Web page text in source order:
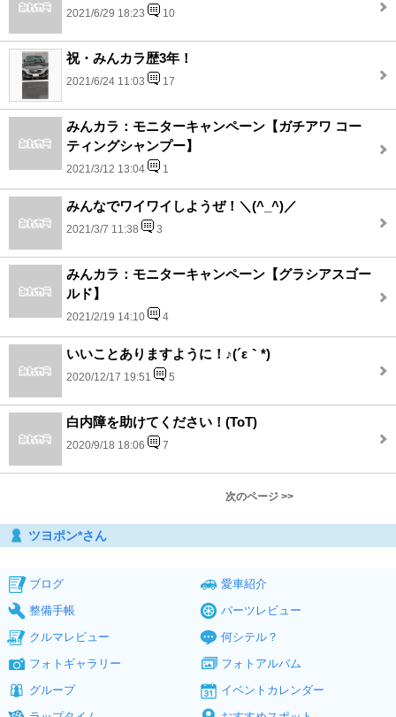
2021/6/29 18:23 10
祝・みんカラ歴3年！
2021/6/24 11:03 17
みんカラ：モニターキャンペーン【ガチアワ コー
ティングシャンプー】
2021/3/12 13:04 1
みんなでワイワイしようぜ！＼(^_^)／
2021/3/7 11:38 3
みんカラ：モニターキャンペーン【グラシアスゴー
ルド】
2021/2/19 14:10 4
いいことありますように！♪(´ε｀*)
2020/12/17 19:51 5
白内障を助けてください！(ToT)
2020/9/18 18:06 7
次のページ >>
ツヨポン*さん
ブログ
愛車紹介
整備手帳
パーツレビュー
クルマレビュー
何シテル？
フォトギャラリー
フォトアルバム
グループ
イベントカレンダー